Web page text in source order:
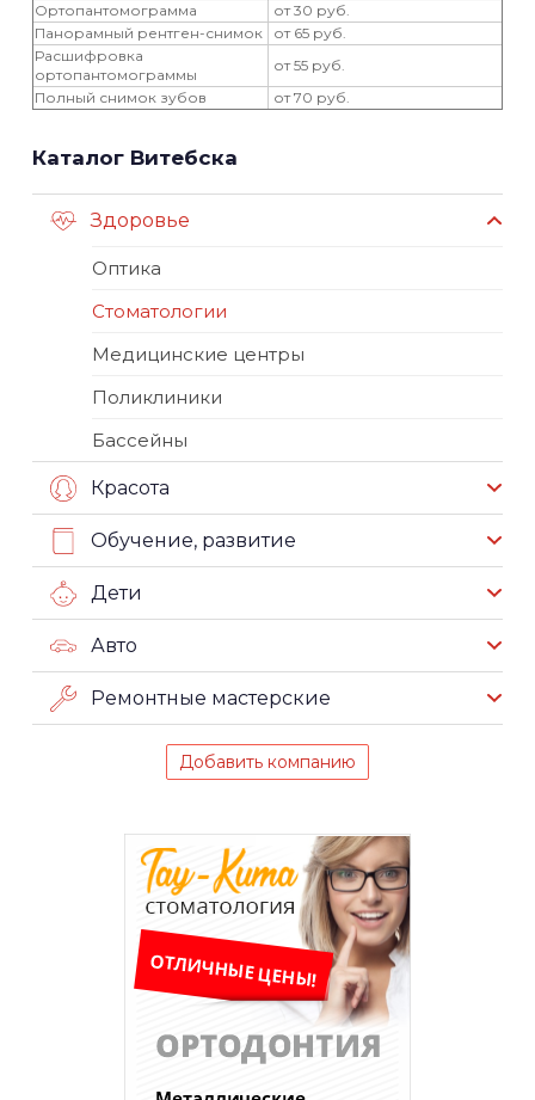
Ортопантомограмма
от 30 руб.
Панорамный рентген-снимок
от 65 руб.
Расшифровка
ортопантомограммы
от 55 руб.
Полный снимок зубов
от 70 руб.
Каталог Витебска
Здоровье
Оптика
Стоматологии
Медицинские центры
Поликлиники
Бассейны
Красота
Обучение, развитие
Дети
Авто
Ремонтные мастерские
Добавить компанию